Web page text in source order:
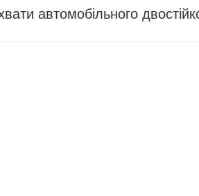
автомобільного